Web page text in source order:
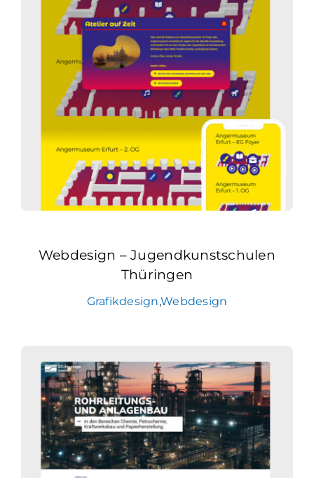
Webdesign – Jugendkunstschulen
Thüringen
Grafikdesign,Webdesign